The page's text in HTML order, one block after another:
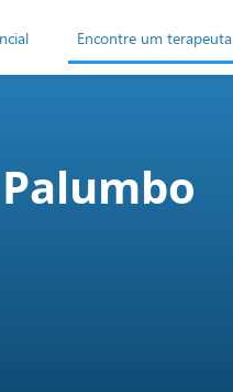
Encontre um terapeuta